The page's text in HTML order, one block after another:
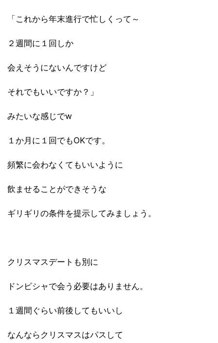
「これから年末進行で忙しくって～
２週間に１回しか
会えそうにないんですけど
それでもいいですか？」
みたいな感じでw
１か月に１回でもOKです。
頻繁に会わなくてもいいように
飲ませることができそうな
ギリギリの条件を提示してみましょう。
クリスマスデートも別に
ドンピシャで会う必要はありません。
１週間ぐらい前後してもいいし
なんならクリスマスはパスして